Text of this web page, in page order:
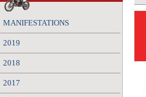
MANIFESTATIONS
2019
2018
2017